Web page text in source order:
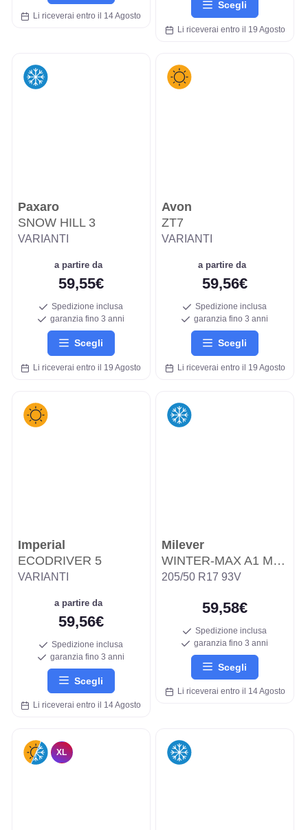
Li riceverai entro il 14 Agosto
Scegli
Li riceverai entro il 19 Agosto
Paxaro
SNOW HILL 3
VARIANTI
a partire da
59,55€
Spedizione inclusa
garanzia fino 3 anni
Scegli
Li riceverai entro il 19 Agosto
Avon
ZT7
VARIANTI
a partire da
59,56€
Spedizione inclusa
garanzia fino 3 anni
Scegli
Li riceverai entro il 19 Agosto
Imperial
ECODRIVER 5
VARIANTI
a partire da
59,56€
Spedizione inclusa
garanzia fino 3 anni
Scegli
Li riceverai entro il 14 Agosto
Milever
WINTER-MAX A1 MW255
205/50 R17 93V
59,58€
Spedizione inclusa
garanzia fino 3 anni
Scegli
Li riceverai entro il 14 Agosto
XL